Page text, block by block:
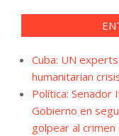
Cuba: UN
humanitarian
Política: Senador
Gobierno en
golpear al